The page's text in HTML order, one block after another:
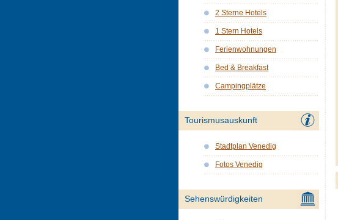
2 Sterne Hotels
1 Stern Hotels
Ferienwohnungen
Bed & Breakfast
Campingplätze
Tourismusauskunft
Stadtplan Venedig
Fotos Venedig
Sehenswürdigkeiten